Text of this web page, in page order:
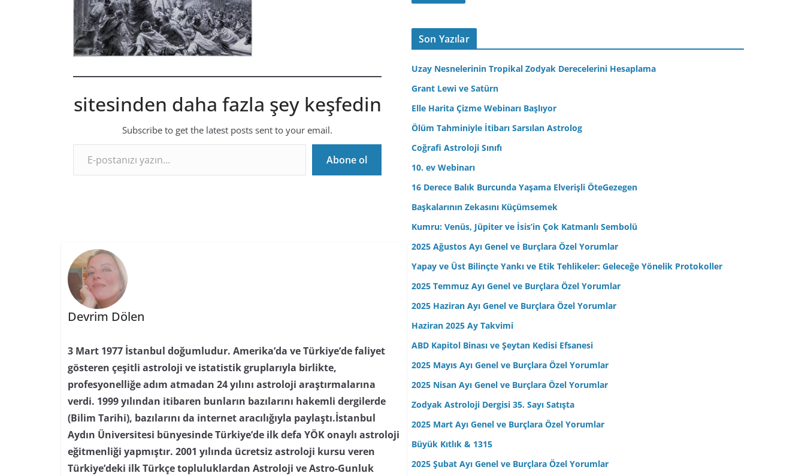
sitesinden daha fazla şey keşfedin
Subscribe to get the latest posts sent to your email.
E-postanızı yazın…
Abone ol
Devrim Dölen
3 Mart 1977 İstanbul doğumludur. Amerika’da ve Türkiye’de faliyet
gösteren çeşitli astroloji ve istatistik gruplarıyla birlikte,
profesyonelliğe adım atmadan 24 yılını astroloji araştırmalarına
verdi. 1999 yılından itibaren bunların bazılarını hakemli dergilerde
(Bilim Tarihi), bazılarını da internet aracılığıyla paylaştı.İstanbul
Aydın Üniversitesi bünyesinde Türkiye’de ilk defa YÖK onaylı astroloji
eğitmenliği yapmıştır. 2001 yılında ücretsiz astroloji kursu veren
Türkiye’deki ilk Türkçe topluluklardan Astroloji ve Astro-Gunluk
t
d
r
i
n
Son Yazılar
Uzay Nesnelerinin Tropikal Zodyak Derecelerini Hesaplama
Grant Lewi ve Satürn
Elle Harita Çizme Webinarı Başlıyor
Ölüm Tahminiyle İtibarı Sarsılan Astrolog
Coğrafi Astroloji Sınıfı
10. ev Webinarı
16 Derece Balık Burcunda Yaşama Elverişli ÖteGezegen
Başkalarının Zekasını Küçümsemek
Kumru: Venüs, Jüpiter ve İsis’in Çok Katmanlı Sembolü
2025 Ağustos Ayı Genel ve Burçlara Özel Yorumlar
Yapay ve Üst Bilinçte Yankı ve Etik Tehlikeler: Geleceğe Yönelik Protokoller
2025 Temmuz Ayı Genel ve Burçlara Özel Yorumlar
2025 Haziran Ayı Genel ve Burçlara Özel Yorumlar
Haziran 2025 Ay Takvimi
ABD Kapitol Binası ve Şeytan Kedisi Efsanesi
2025 Mayıs Ayı Genel ve Burçlara Özel Yorumlar
2025 Nisan Ayı Genel ve Burçlara Özel Yorumlar
Zodyak Astroloji Dergisi 35. Sayı Satışta
2025 Mart Ayı Genel ve Burçlara Özel Yorumlar
Büyük Kıtlık & 1315
2025 Şubat Ayı Genel ve Burçlara Özel Yorumlar